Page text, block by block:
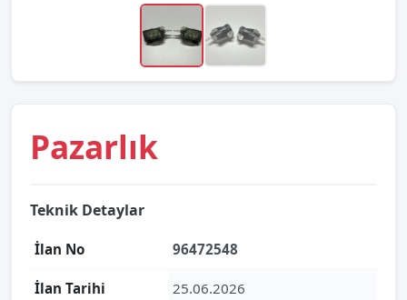
Pazarlık
Teknik Detaylar
İlan No 96472548
İlan Tarihi 25.06.2026